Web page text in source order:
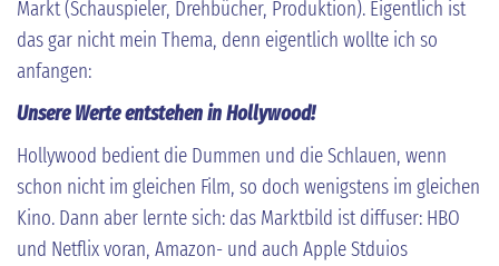
Markt (Schauspieler, Drehbücher, Produktion). Eigentlich ist
das gar nicht mein Thema, denn eigentlich wollte ich so
anfangen:
Unsere Werte entstehen in Hollywood!
Hollywood bedient die Dummen und die Schlauen, wenn
schon nicht im gleichen Film, so doch wenigstens im gleichen
Kino. Dann aber lernte sich: das Marktbild ist diffuser: HBO
und Netflix voran, Amazon- und auch Apple Stduios